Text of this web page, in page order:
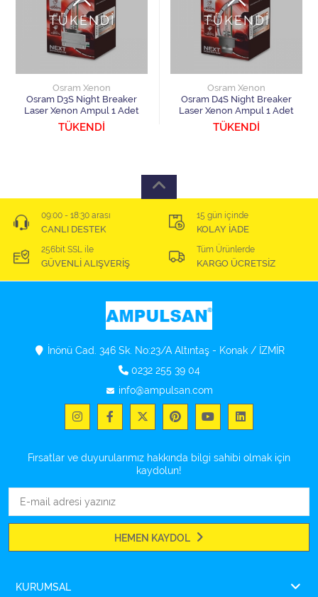
TÜKENDİ
Osram Xenon
Osram D3S Night Breaker
Laser Xenon Ampul 1 Adet
TÜKENDİ
TÜKENDİ
Osram Xenon
Osram D4S Night Breaker
Laser Xenon Ampul 1 Adet
TÜKENDİ
09:00 - 18:30 arası
CANLI DESTEK
15 gün içinde
KOLAY İADE
256bit SSL ile
GÜVENLİ ALIŞVERİŞ
Tüm Ürünlerde
KARGO ÜCRETSİZ
İnönü Cad. 346 Sk. No:23/A Altıntaş - Konak / İZMİR
0232 255 39 04
info@ampulsan.com
Fırsatlar ve duyurularımız hakkında bilgi sahibi olmak için
kaydolun!
HEMEN KAYDOL
KURUMSAL